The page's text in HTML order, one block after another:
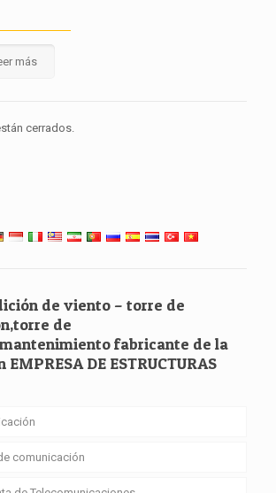
más
cerrados.
de viento – torre de
de
fabricante de la
DE ESTRUCTURAS
comunicación